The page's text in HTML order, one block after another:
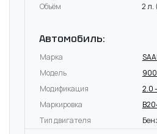
Объём 2 л.
Автомобиль:
Марка
Модель
Модификация
2.0
Маркировка
Тип двигателя